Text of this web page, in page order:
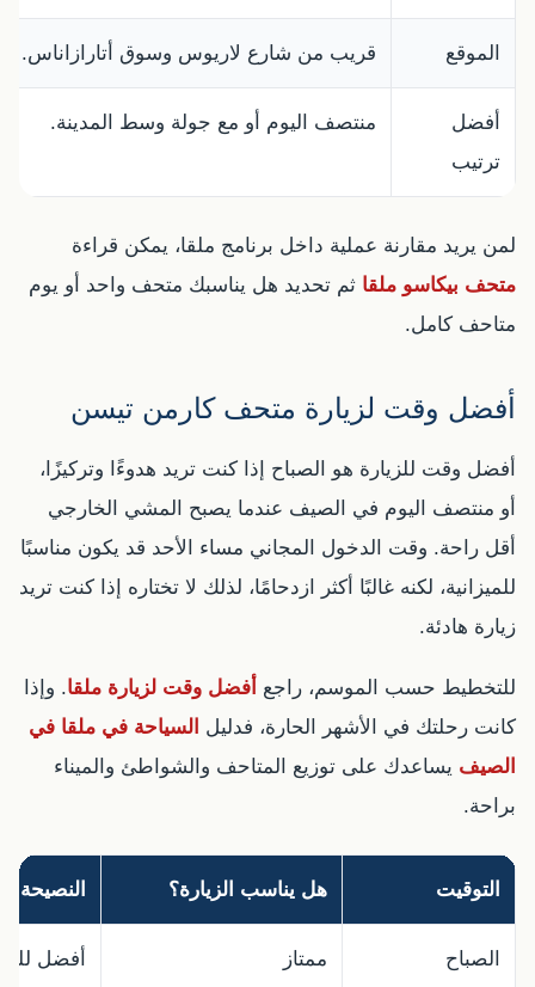
الموقع قريب من شارع لاريوس وسوق أتارازاناس.
أفضل
ترتيب
منتصف اليوم أو مع جولة وسط المدينة.
لمن يريد مقارنة عملية داخل برنامج ملقا، يمكن قراءة
متحف بيكاسو ملقا ثم تحديد هل يناسبك متحف واحد أو يوم
متاحف كامل.
أفضل وقت لزيارة متحف كارمن تيسن
أفضل وقت للزيارة هو الصباح إذا كنت تريد هدوءًا وتركيزًا،
أو منتصف اليوم في الصيف عندما يصبح المشي الخارجي
أقل راحة. وقت الدخول المجاني مساء الأحد قد يكون مناسبًا
للميزانية، لكنه غالبًا أكثر ازدحامًا، لذلك لا تختاره إذا كنت تريد
زيارة هادئة.
للتخطيط حسب الموسم، راجع أفضل وقت لزيارة ملقا. وإذا
كانت رحلتك في الأشهر الحارة، فدليل السياحة في ملقا في
الصيف يساعدك على توزيع المتاحف والشواطئ والميناء
براحة.
التوقيت هل يناسب الزيارة؟ النصيحة
الصباح ممتاز أفضل